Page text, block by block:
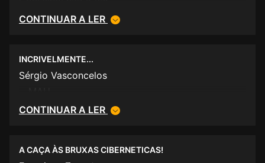
CONTINUAR A LER
INCRIVELMENTE...
Sérgio Vasconcelos
CONTINUAR A LER
A CAÇA ÀS BRUXAS CIBERNETICAS!